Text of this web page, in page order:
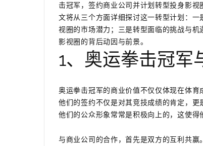
击冠军，签约商业公司并计划转型投身影
文将从三个方面详细探讨这一转型计划：
视圈的市场潜力；三是转型面临的挑战与
影视圈的背后动因与前景。
1、奥运拳击冠军
奥运拳击冠军的商业价值不仅仅体现在体
他们的签约不仅是对其竞技成绩的肯定，更
他们的公众形象常常是积极向上的，这使得
与商业公司的合作，首先是双方的互利共